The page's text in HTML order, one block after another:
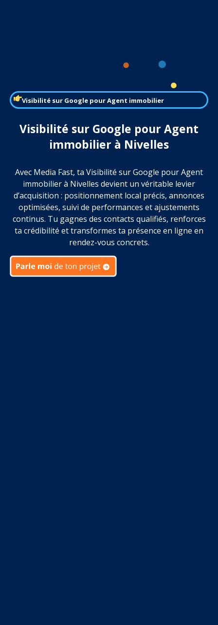
Visibilité sur Google pour Agent immobilier
Visibilité sur Google pour Agent
immobilier à Nivelles
Avec Media Fast, ta Visibilité sur Google pour Agent
immobilier à Nivelles devient un véritable levier
d’acquisition : positionnement local précis, annonces
optimisées, suivi de performances et ajustements
continus. Tu gagnes des contacts qualifiés, renforces
ta crédibilité et transformes ta présence en ligne en
rendez-vous concrets.